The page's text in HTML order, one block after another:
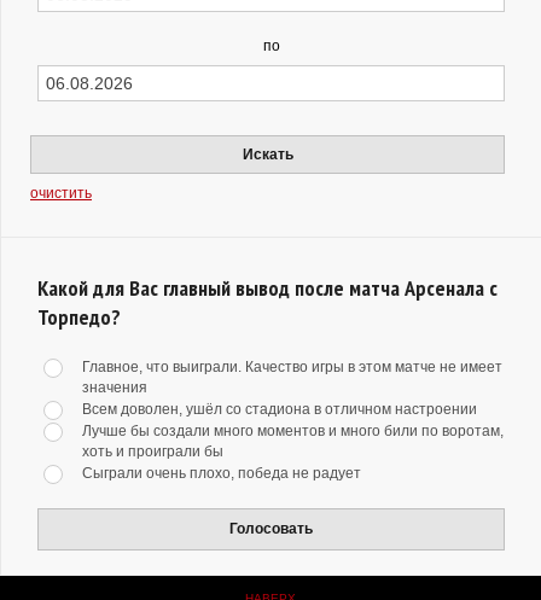
по
Искать
очистить
Какой для Вас главный вывод после матча Арсенала с
Торпедо?
Главное, что выиграли. Качество игры в этом матче не имеет
значения
Всем доволен, ушёл со стадиона в отличном настроении
Лучше бы создали много моментов и много били по воротам,
хоть и проиграли бы
Сыграли очень плохо, победа не радует
Голосовать